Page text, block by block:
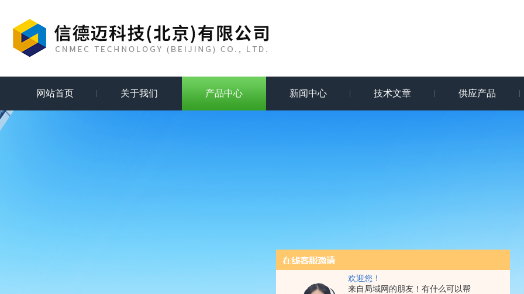
欢迎您！
来自局域网的朋友！有什么可以帮
网站首页 关于我们 产品中心 新闻中心 技术文章 供应产品